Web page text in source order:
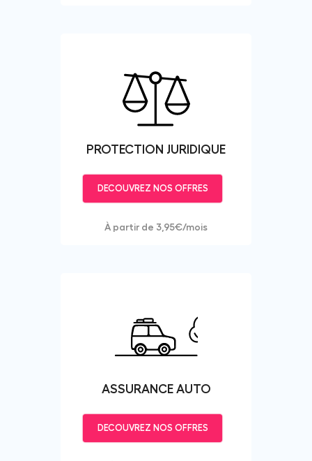
PROTECTION JURIDIQUE
DECOUVREZ NOS OFFRES
À partir de 3,95€/mois
ASSURANCE AUTO
DECOUVREZ NOS OFFRES